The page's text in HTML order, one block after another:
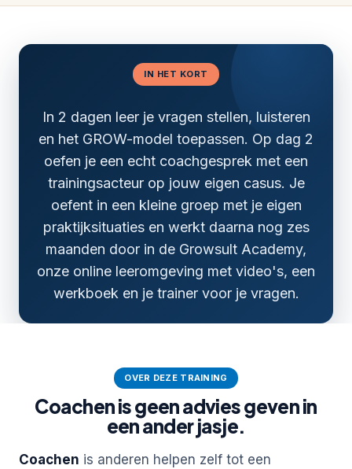
IN HET KORT
In 2 dagen leer je vragen stellen, luisteren
en het GROW-model toepassen. Op dag 2
oefen je een echt coachgesprek met een
trainingsacteur op jouw eigen casus. Je
oefent in een kleine groep met je eigen
praktijksituaties en werkt daarna nog zes
maanden door in de Growsult Academy,
onze online leeromgeving met video's, een
werkboek en je trainer voor je vragen.
OVER DEZE TRAINING
Coachen is geen advies geven in
een ander jasje.
Coachen is anderen helpen zelf tot een